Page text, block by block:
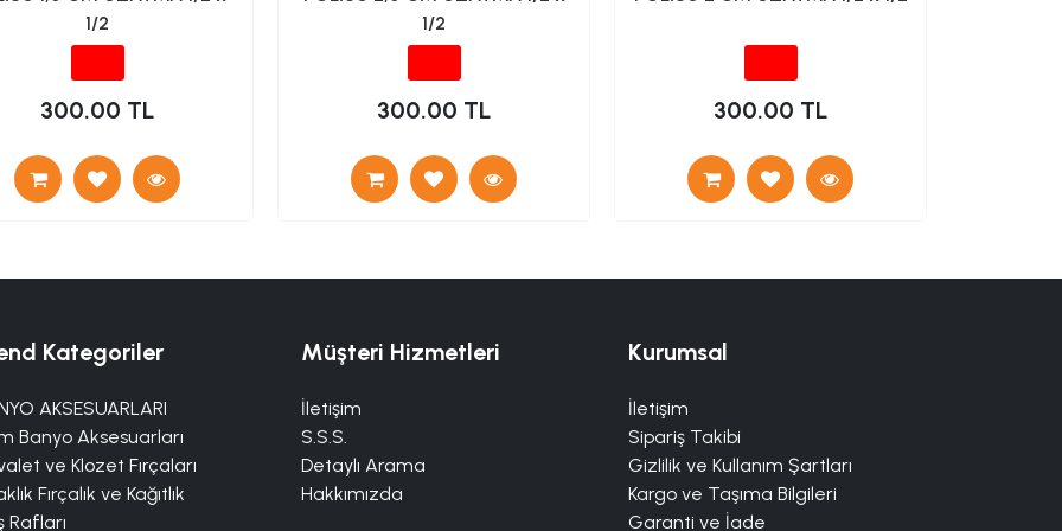
1/2
300.00 TL
1/2
300.00 TL 300.00 TL
Kategoriler
AKSESUARLARI
Banyo Aksesuarları
ve Klozet Fırçaları
Fırçalık ve Kağıtlık
Rafları
Kurumsal
İletişim
Sipariş Takibi
Gizlilik ve Kullanım Şartları
Kargo ve Taşıma Bilgileri
Garanti ve İade
Müşteri Hizmetleri
İletişim
S.S.S.
Detaylı Arama
Hakkımızda